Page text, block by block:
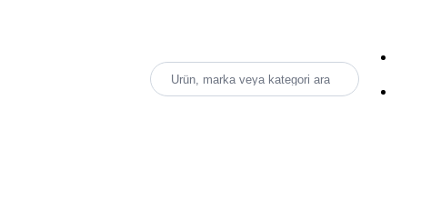
Ürün, marka veya kategori ara